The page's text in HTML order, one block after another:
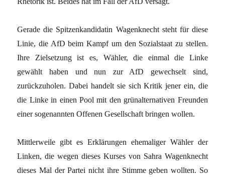
Gerade die Spitzenkandidatin Wagenknecht steht für diese
Linie, die AfD beim Kampf um den Sozialstaat zu stellen.
Ihre Zielsetzung ist es, Wähler, die einmal die Linke
gewählt haben und nun zur AfD gewechselt sind,
zurückzuholen. Dabei handelt sie sich Kritik jener ein, die
die Linke in einen Pool mit den grünalternativen Freunden
einer sogenannten Offenen Gesellschaft bringen wollen.
Mittlerweile gibt es Erklärungen ehemaliger Wähler der
Linken, die wegen dieses Kurses von Sahra Wagenknecht
dieses Mal der Partei nicht ihre Stimme geben wollten. So